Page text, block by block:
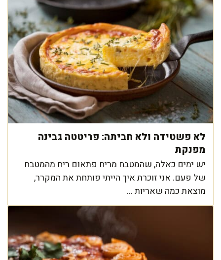
לא פשטידה ולא חביתה: פריטטה גבינה
מפנקת
יש ימים כאלה, שהמטבח מריח פתאום ריח מהמטבח
של פעם. אני זוכרת איך הייתי פותחת את המקרר,
מוצאת כמה שאריות ...